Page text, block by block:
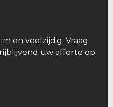
en veelzijdig. Vraag
uw offerte op